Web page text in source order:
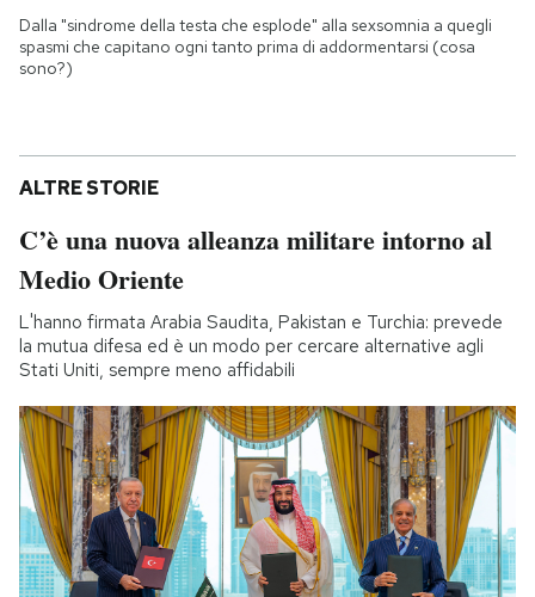
Dalla "sindrome della testa che esplode" alla sexsomnia a quegli
spasmi che capitano ogni tanto prima di addormentarsi (cosa
sono?)
ALTRE STORIE
C’è una nuova alleanza militare intorno al
Medio Oriente
L'hanno firmata Arabia Saudita, Pakistan e Turchia: prevede
la mutua difesa ed è un modo per cercare alternative agli
Stati Uniti, sempre meno affidabili